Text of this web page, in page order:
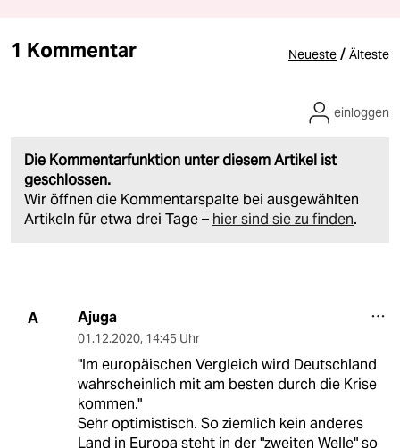
1 Kommentar Neueste / Älteste
Die Kommentarfunktion unter diesem Artikel ist
geschlossen.
Wir öffnen die Kommentarspalte bei ausgewählten
Artikeln für etwa drei Tage – hier sind sie zu finden.
einloggen
A Ajuga
01.12.2020, 14:45 Uhr
"Im europäischen Vergleich wird Deutschland
wahrscheinlich mit am besten durch die Krise
kommen."
Sehr optimistisch. So ziemlich kein anderes
Land in Europa steht in der "zweiten Welle" so